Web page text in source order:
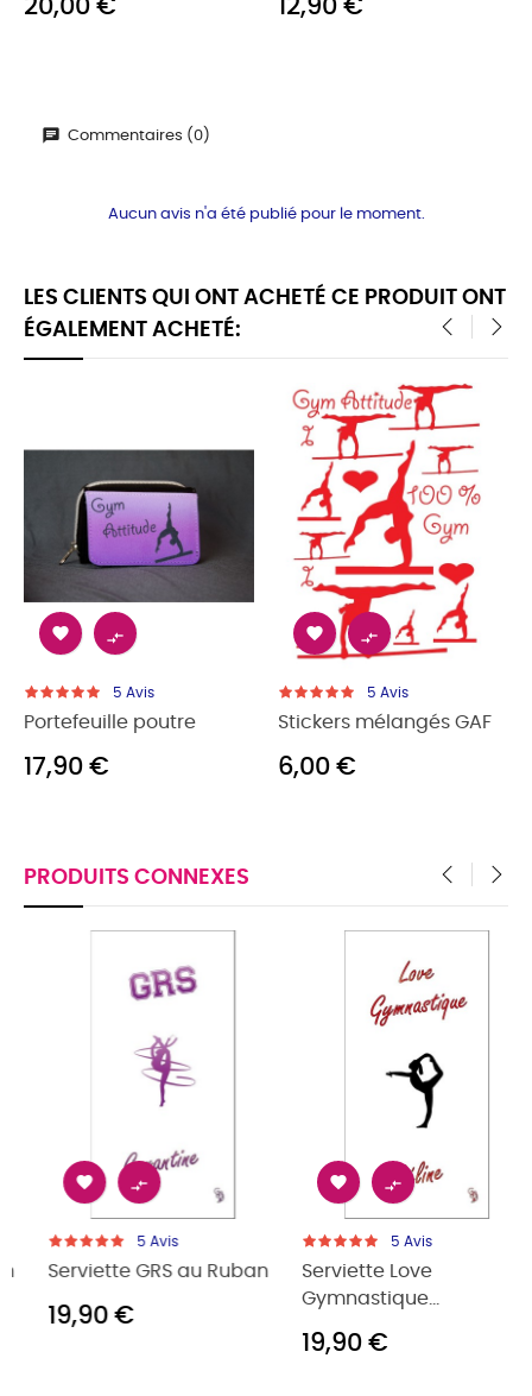
20,00 € 12,90 €
Commentaires (0)
Aucun avis n'a été publié pour le moment.
LES CLIENTS QUI ONT ACHETÉ CE PRODUIT ONT
ÉGALEMENT ACHETÉ:
 
5 Avis
Portefeuille poutre
17,90 €
 
5 Avis
Stickers mélangés GAF
6,00 €
PRODUITS CONNEXES
 
5Avis
Serviette GRS au Ruban
19,90 €
 
5Avis
Serviette Love
Gymnastique...
19,90 €